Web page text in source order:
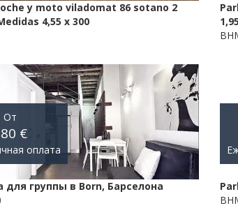
y moto viladomat 86 sotano 2
4,55 x 300
От
€
оплата
для группы в Born, Барселона